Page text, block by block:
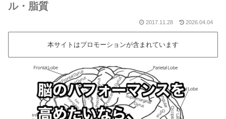
ル・脂質
2017.11.28 2026.04.04
本サイトはプロモーションが含まれています